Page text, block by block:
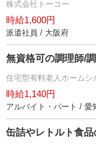
株式会社トーコー
時給1,600円
派遣社員 / 大阪府
無資格可の調理師/
住宅型有料老人ホームシ
時給1,140円
アルバイト・パート / 愛
缶詰やレトルト食